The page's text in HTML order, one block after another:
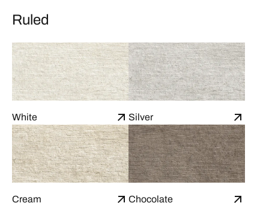
Ruled
White Silver
Cream Chocolate